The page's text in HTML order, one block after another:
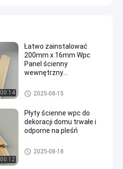
38
wyświetlenia
Podział
00:14
Łatwo zainstalować
200mm x 16mm Wpc
Panel ścienny
wewnętrzny
antykorozyjny
Panel ścienny WPC
2025-08-15
00:12
Płyty ścienne wpc do
dekoracji domu trwałe i
odporne na pleśń
Panel ścienny WPC
2025-08-18